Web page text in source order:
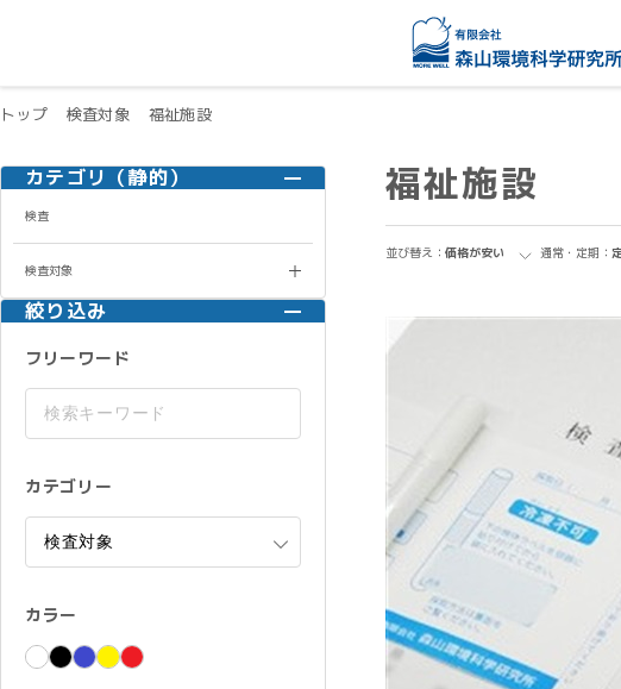
トップ 検査対象 福祉施設
カテゴリ（静的）
検査
検査対象
絞り込み
フリーワード
カテゴリー
カラー
福祉施設
並び替え： 価格が安い 通常・定期：